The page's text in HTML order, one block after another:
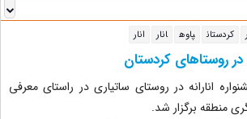
کردستان پاوه انار انار
در روستاهای کردستان
انارانه در روستای ساتیاری در راستای معرفی
منطقه برگزار شد.